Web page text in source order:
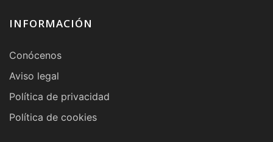
INFORMACIÓN
Conócenos
Aviso legal
Política de privacidad
Política de cookies